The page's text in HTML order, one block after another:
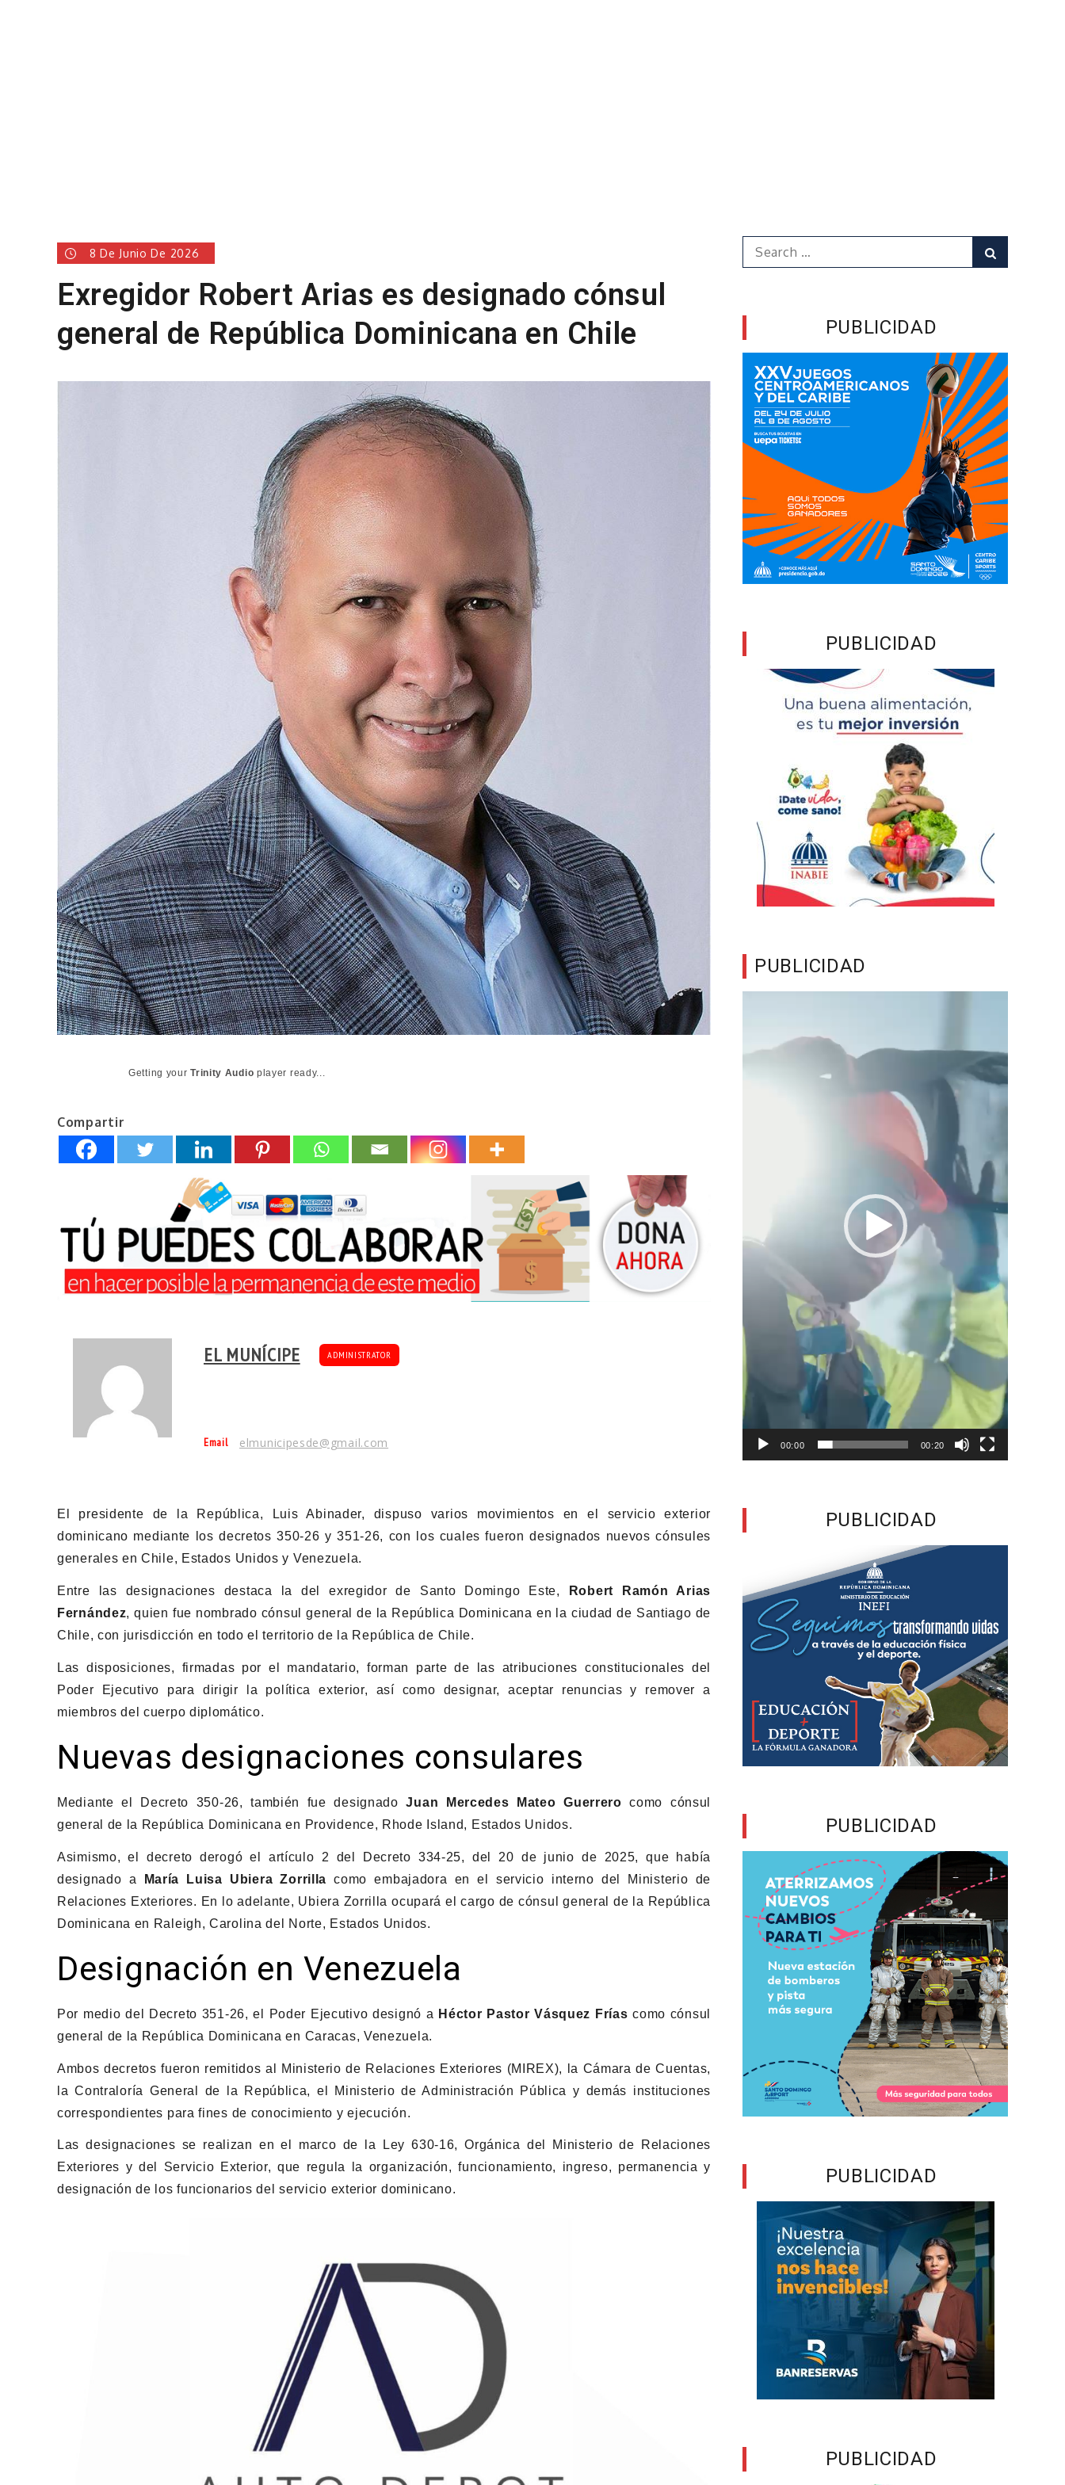
8 De Junio De 2026
Exregidor Robert Arias es designado cónsul
general de República Dominicana en Chile
Getting yourTrinity Audio player ready...
Compartir
EL MUNÍCIPE ADMINISTRATOR
Email elmunicipesde@gmail.com
El presidente de la República, Luis Abinader, dispuso varios movimientos en el servicio exterior
dominicano mediante los decretos 350-26 y 351-26, con los cuales fueron designados nuevos cónsules
generales en Chile, Estados Unidos y Venezuela.
Entre las designaciones destaca la del exregidor de Santo Domingo Este,
Robert Ramón Arias
Fernández, quien fue nombrado cónsul general de la República Dominicana en la ciudad de Santiago de
Chile, con jurisdicción en todo el territorio de la República de Chile.
Las disposiciones, firmadas por el mandatario, forman parte de las atribuciones constitucionales del
Poder Ejecutivo para dirigir la política exterior, así como designar, aceptar renuncias y remover a
miembros del cuerpo diplomático.
Nuevas designaciones consulares
Mediante el Decreto 350-26, también fue designadoJuan Mercedes Mateo Guerrero como cónsul
general de la República Dominicana en Providence, Rhode Island, Estados Unidos.
Asimismo, el decreto derogó el artículo 2 del Decreto 334-25, del 20 de junio de 2025, que había
designado a
María Luisa Ubiera Zorrilla como embajadora en el servicio interno del Ministerio de
Relaciones Exteriores. En lo adelante, Ubiera Zorrilla ocupará el cargo de cónsul general de la República
Dominicana en Raleigh, Carolina del Norte, Estados Unidos.
Designación en Venezuela
Por medio del Decreto 351-26, el Poder Ejecutivo designó a Héctor Pastor Vásquez Frías como cónsul
general de la República Dominicana en Caracas, Venezuela.
Ambos decretos fueron remitidos al Ministerio de Relaciones Exteriores (MIREX), la Cámara de Cuentas,
la Contraloría General de la República, el Ministerio de Administración Pública y demás instituciones
correspondientes para fines de conocimiento y ejecución.
Las designaciones se realizan en el marco de la Ley 630-16, Orgánica del Ministerio de Relaciones
Exteriores y del Servicio Exterior, que regula la organización, funcionamiento, ingreso, permanencia y
designación de los funcionarios del servicio exterior dominicano.
Search
for:
PUBLICIDAD
PUBLICIDAD
PUBLICIDAD
00:00 00:20
PUBLICIDAD
PUBLICIDAD
PUBLICIDAD
PUBLICIDAD